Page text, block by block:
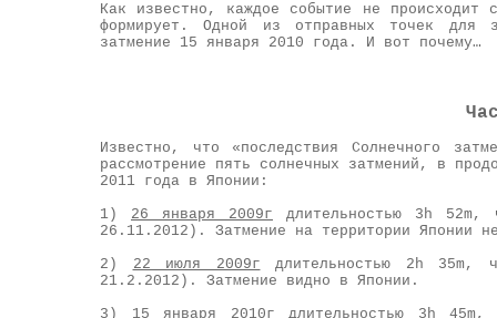
Как известно, каждое событие не
формирует. Одной из отправных точек для
затмение 15 января 2010 года. И вот почему…
Известно, что «последствия Солнечного
рассмотрение пять солнечных затмений, в
2011 года в Японии:
1) 26 января 2009г длительностью 3h
26.11.2012). Затмение на территории Японии
2) 22 июля 2009г длительностью 2h
21.2.2012). Затмение видно в Японии.
3) 15 января 2010г длительностью 3h